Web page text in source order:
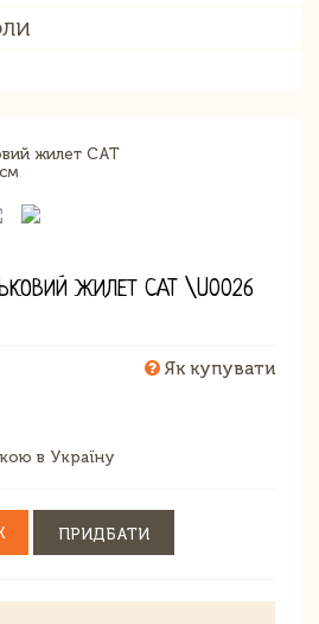
ЖИЛЕТ CAT \U0026
Як купувати
в Україну
ПРИДБАТИ